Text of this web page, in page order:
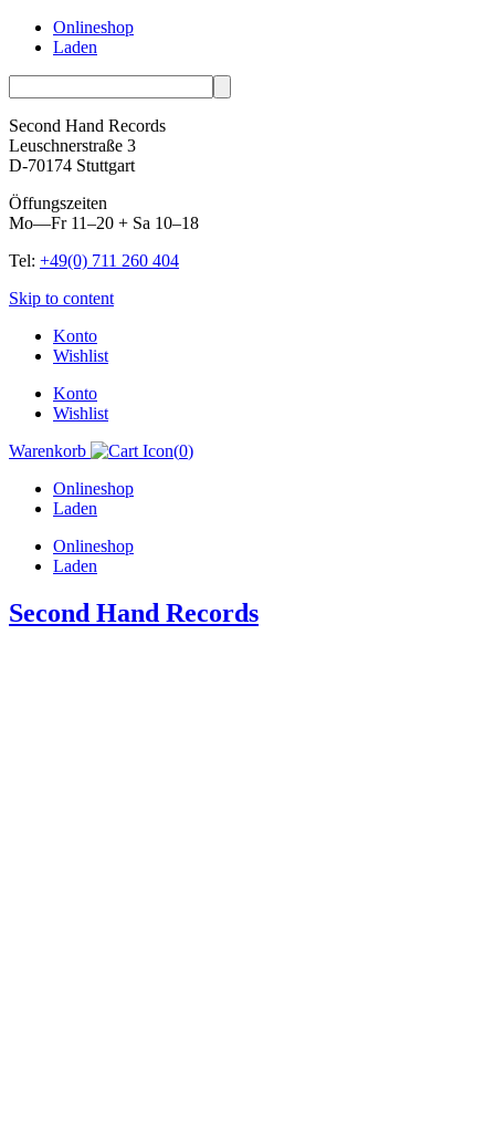
Onlineshop
Laden
Second Hand Records
Leuschnerstraße 3
D-70174 Stuttgart
Öffungszeiten
Mo—Fr 11–20 + Sa 10–18
Tel: +49(0) 711 260 404
Skip to content
Konto
Wishlist
Konto
Wishlist
Warenkorb
(0)
Onlineshop
Laden
Onlineshop
Laden
Second Hand Records